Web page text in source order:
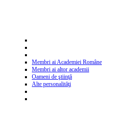
Membri ai Academiei Române
Membri ai altor academii
Oameni de ştiinţă
Alte personalităţi